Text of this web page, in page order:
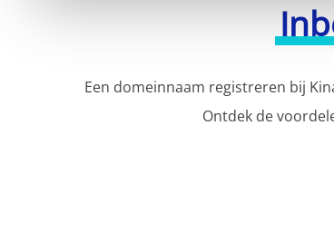
Een domeinnaam registreren bij
Ontdek de